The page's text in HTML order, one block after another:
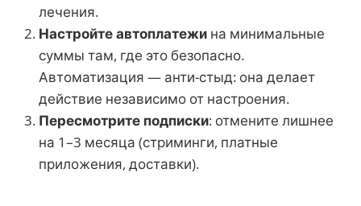
лечения.
Настройте автоплатежи на минимальные
суммы там, где это безопасно.
Автоматизация — анти-стыд: она делает
действие независимо от настроения.
Пересмотрите подписки: отмените лишнее
на 1–3 месяца (стриминги, платные
приложения, доставки).